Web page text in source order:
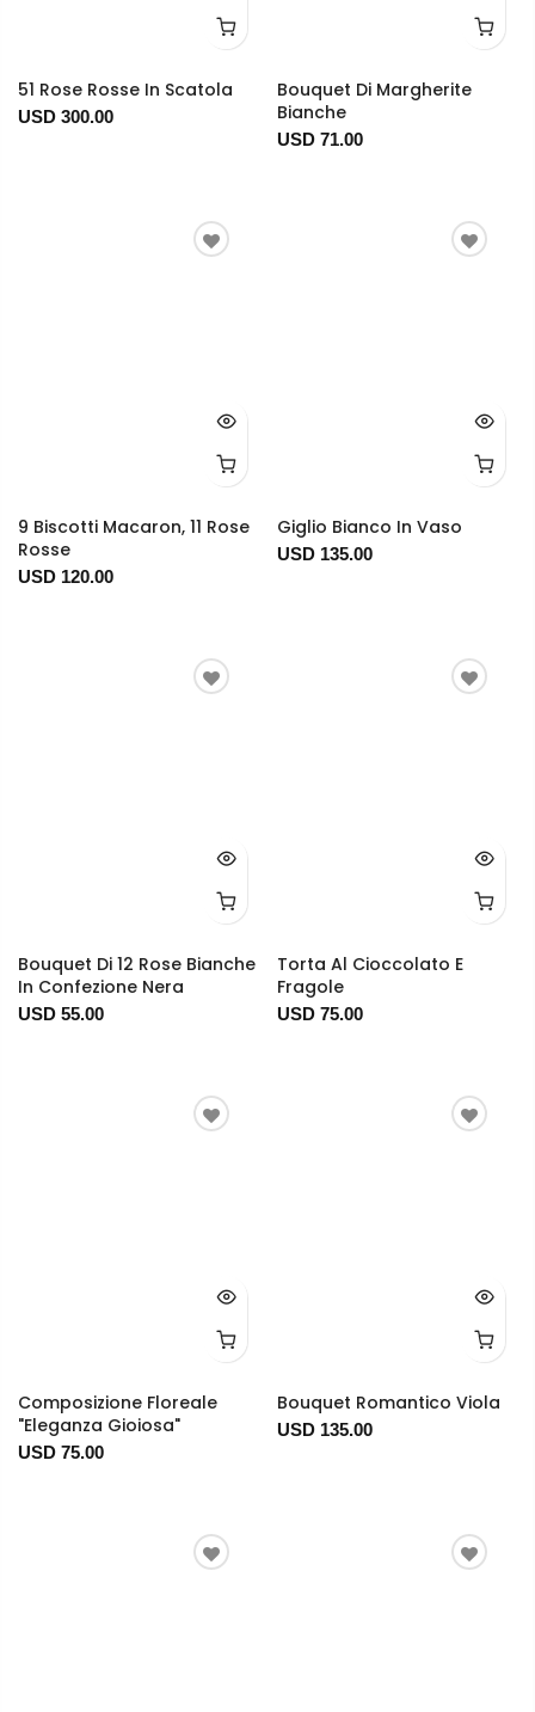
51 Rose Rosse In Scatola
USD 300.00
Bouquet Di Margherite
Bianche
USD 71.00
9 Biscotti Macaron, 11 Rose
Rosse
USD 120.00
Giglio Bianco In Vaso
USD 135.00
Bouquet Di 12 Rose Bianche
In Confezione Nera
USD 55.00
Torta Al Cioccolato E
Fragole
USD 75.00
Composizione Floreale
"Eleganza Gioiosa"
USD 75.00
Bouquet Romantico Viola
USD 135.00